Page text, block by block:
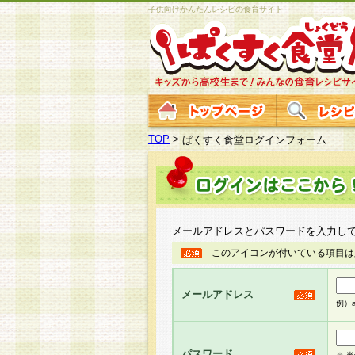
子供向けかんたんレシピの食育サイト
TOP >ぱくすく食堂ログインフォーム
メールアドレスとパスワードを入力し
このアイコンが付いている項目
メールアドレス
例）